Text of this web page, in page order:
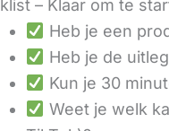
– Klaar om te
Heb je een
Heb je de
Kun je 30
Weet je welk